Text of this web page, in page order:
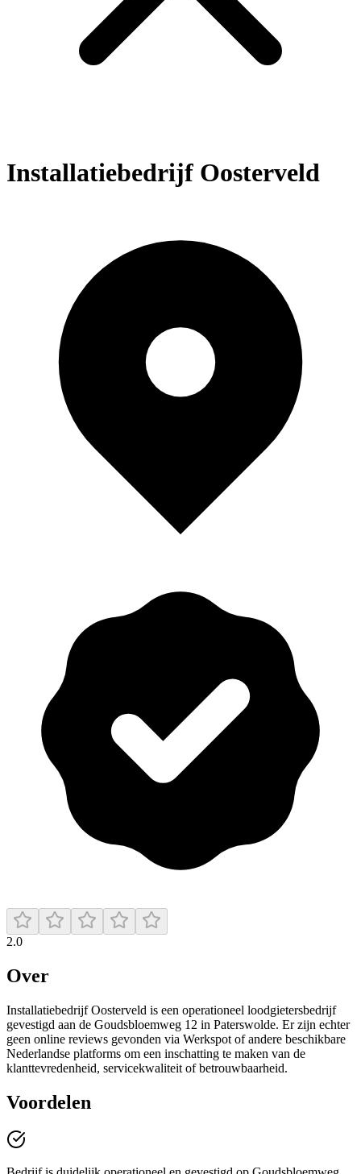
Installatiebedrijf Oosterveld
2.0
Over
Installatiebedrijf Oosterveld is een operationeel loodgietersbedrijf
gevestigd aan de Goudsbloemweg 12 in Paterswolde. Er zijn echter
geen online reviews gevonden via Werkspot of andere beschikbare
Nederlandse platforms om een inschatting te maken van de
klanttevredenheid, servicekwaliteit of betrouwbaarheid.
Voordelen